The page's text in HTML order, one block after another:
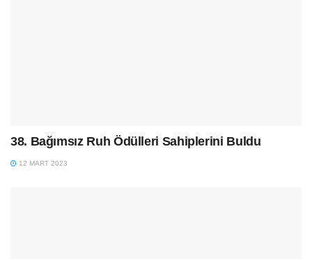
38. Bağımsız Ruh Ödülleri Sahiplerini Buldu
12 MART 2023